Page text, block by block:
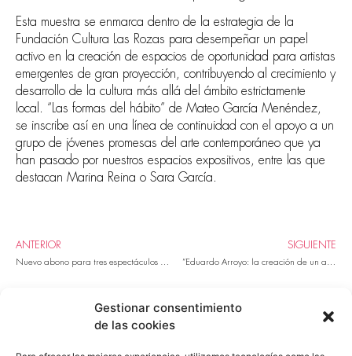
Gestionar consentimiento
de las cookies
Esta muestra se enmarca dentro de la estrategia de la
Fundación Cultura Las Rozas para desempeñar un papel
activo en la creación de espacios de oportunidad para artistas
emergentes de gran proyección, contribuyendo al crecimiento y
desarrollo de la cultura más allá del ámbito estrictamente
local. “Las formas del hábito” de Mateo García Menéndez,
se inscribe así en una línea de continuidad con el apoyo a un
grupo de jóvenes promesas del arte contemporáneo que ya
han pasado por nuestros espacios expositivos, entre las que
destacan Marina Reina o Sara García.
ANTERIOR
Nuevo abono para tres espectáculos de la programación cultural
SIGUIENTE
“Eduardo Arroyo: la creación de un artista” del 29 de enero al 19 de febrero en la Sala Maruja Mallo